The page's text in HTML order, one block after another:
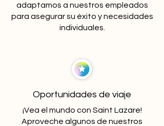
adaptamos a nuestros empleados
para asegurar su éxito y necesidades
individuales.
Oportunidades de viaje
¡Vea el mundo con Saint Lazare!
Aproveche algunos de nuestros